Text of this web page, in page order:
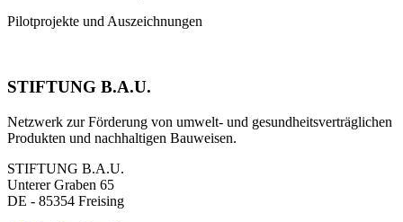
Pilotprojekte und Auszeichnungen
STIFTUNG B.A.U.
Netzwerk zur Förderung von umwelt- und gesundheitsverträglichen
Produkten und nachhaltigen Bauweisen.
STIFTUNG B.A.U.
Unterer Graben 65
DE - 85354 Freising